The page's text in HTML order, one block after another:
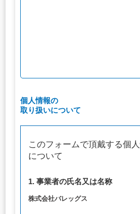
個人情報の
取り扱いについて
このフォームで頂戴する個
について
1. 事業者の氏名又は名称
株式会社バレッグス